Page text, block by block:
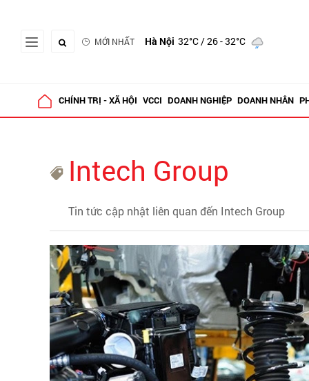
MỚI NHẤT Hà Nội 32°C/ 26 - 32°C
CHÍNH TRỊ - XÃ HỘI VCCI DOANH NGHIỆP DOANH NHÂN
Intech Group
Tin tức cập nhật liên quan đến Intech Group